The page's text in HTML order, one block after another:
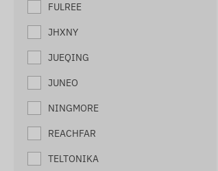
SLEDOVAČE MOTOREK
SLEDOVAČE ODTAHOVÝCH VOZŮ
SLEDOVAČE ÚLŮ
SLEDOVAČE VYSOKOZDVIŽNÝCH
KAMIONY
KARAVANY
FULREE
JHXNY
JUEQING
JUNEO
NINGMORE
REACHFAR
TELTONIKA